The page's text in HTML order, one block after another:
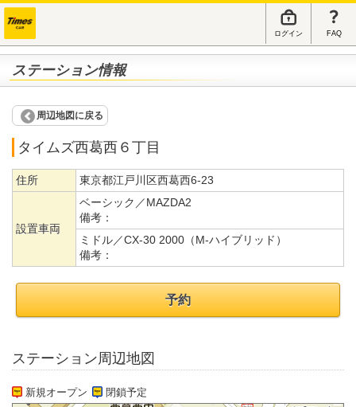
ログイン FAQ
ステーション情報
周辺地図に戻る
タイムズ西葛西６丁目
住所 東京都江戸川区西葛西6-23
設置車両
ベーシック／MAZDA2
備考：
ミドル／CX-30 2000（M-ハイブリッド）
備考：
予約
ステーション周辺地図
新規オープン 閉鎖予定